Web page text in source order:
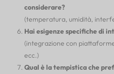
considerare?
(temperatura, umidità,
Hai esigenze specifiche di
(integrazione con
ecc.)
Qual è la tempistica che